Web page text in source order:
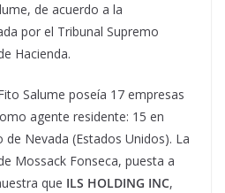
de acuerdo a la
por el Tribunal Supremo
Hacienda.
Salume poseía 17 empresas
agente residente: 15 en
de Nevada (Estados Unidos). La
Mossack Fonseca, puesta a
que ILS HOLDING INC,